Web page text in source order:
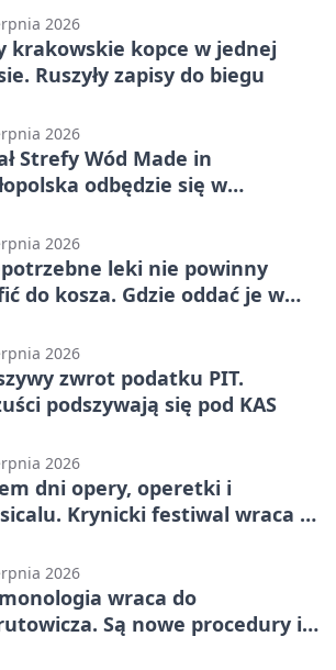
2026
krakowskie kopce w jednej
Ruszyły zapisy do biegu
2026
Strefy Wód Made in
odbędzie się w
2026
leki nie powinny
do kosza. Gdzie oddać je w
2026
zwrot podatku PIT.
podszywają się pod KAS
2026
dni opery, operetki i
Krynicki festiwal wraca z
2026
wraca do
Są nowe procedury i